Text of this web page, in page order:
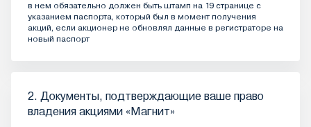
в нем обязательно должен быть штамп на 19 странице с
указанием паспорта, который был в момент получения
акций, если акционер не обновлял данные в регистраторе на
новый паспорт
2. Документы, подтверждающие ваше право
владения акциями «Магнит»